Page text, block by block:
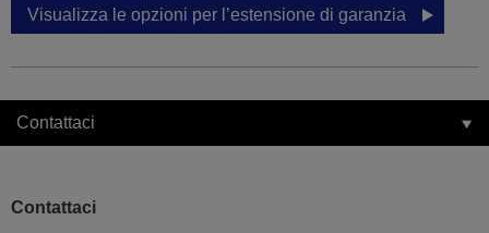
Visualizza le opzioni per l’estensione di garanzia
Contattaci
Contattaci